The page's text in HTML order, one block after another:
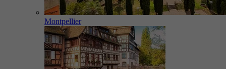
Montpellier